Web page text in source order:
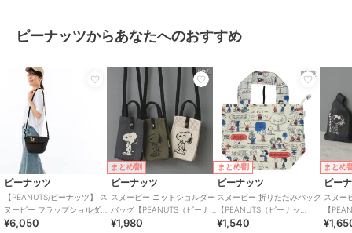
ピーナッツからあなたへのおすすめ
ピーナッツ
【PEANUTS/ピーナッツ】 ス
ヌーピー フラップショルダー
バッグ
¥6,050
まとめ割
ピーナッツ
スヌーピー ニットショルダー
バッグ【PEANUTS（ピーナ
ッツ）】
¥1,980
まとめ割
ピーナッツ
スヌーピー 折りたたみバッグ
【PEANUTS（ピーナッ
ツ）】
¥1,540
まとめ
ピー
スヌー
【
ツ）】